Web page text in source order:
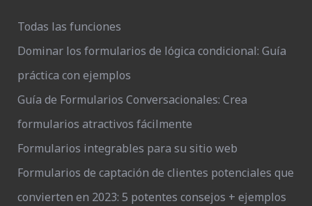
Todas las funciones
Dominar los formularios de lógica condicional: Guía
práctica con ejemplos
Guía de Formularios Conversacionales: Crea
formularios atractivos fácilmente
Formularios integrables para su sitio web
Formularios de captación de clientes potenciales que
convierten en 2023: 5 potentes consejos + ejemplos